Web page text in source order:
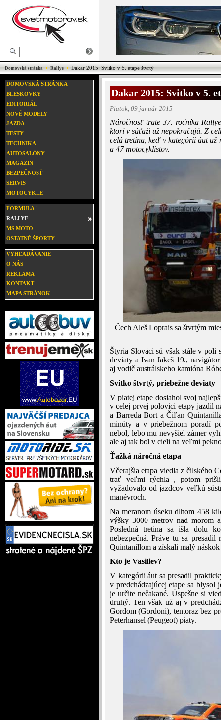
Domovská stránka Rallye Dakar 2015: Svitko v 5. etape štvrtý
DOMOVSKÁ STRÁNKA
BLESKOVKY
EDITORIÁL
NOVÉ MODELY
JAZDA
TESTY
TECHNIKA
AUTOSALÓNY
MAGAZÍN
BEZPEČNOSŤ
SERVIS
MOTOCYKLE
FORMULA 1
RALLYE
MS MOTO
OSTATNÉ ŠPORTY
VYHĽADÁVANIE
O NÁS
REKLAMA
KONTAKT
MAPA STRÁNOK
Dakar 2015: Svitko v 5.
Piatok, 09 január 2015
Náročnosť trate 37. ročníka
ktorí v súťaži už nepokračujú. Z
celá tretina, keď v kategórii áut už
a 47 motocyklistov.
Čech Aleš Loprais sa štvrtým
Štyria Slováci sú však stále v poli
deviaty a Ivan Jakeš 19.,
aj vodič austrálskeho kamióna
Svitko štvrtý, priebežne deviaty
V piatej etape dosiahol svoj
v celej prvej polovici etapy jazdil
a Barreda Bort a Čiľan
minúty a v priebežnom poradí
nebol, lebo mu nevyšiel zámer
ale aj tak bol v cieli na veľmi
Ťažká náročná etapa
Včerajšia etapa viedla z čilského
trať veľmi rýchla , potom
vyžadovalo od jazdcov veľkú
manévroch.
Na meranom úseku dlhom 458
výšky 3000 metrov nad morom
Posledná tretina sa išla dolu
nebezpečná. Práve tu sa
Quintanillom a získali malý náskok
Kto je Vasiliev?
V kategórii áut sa presadil
v predchádzajúcej etape sa blysol
je určite nečakané. Úspešne si
druhý. Ten však už aj v
Gordom (Gordoni), tentoraz bez
Peterhansel (Peugeot) piaty.